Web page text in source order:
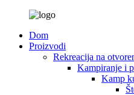
Dom
Proizvodi
Rekreacija na
Kampiranje i
Kamp